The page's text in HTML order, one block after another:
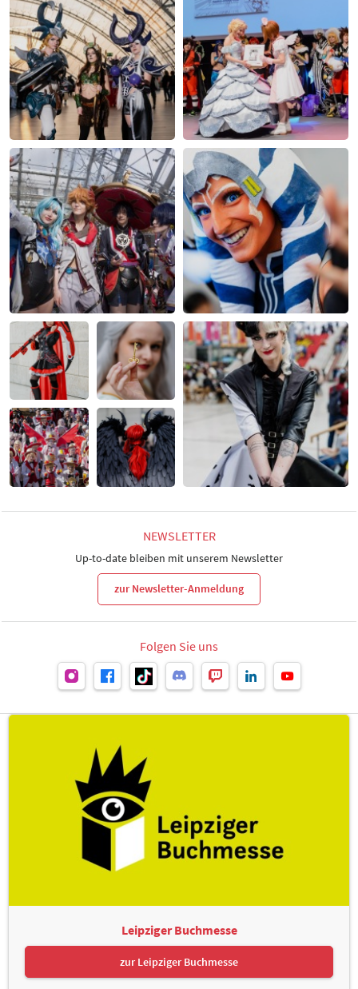
NEWSLETTER
Up-to-date bleiben mit unserem Newsletter
zur Newsletter-Anmeldung
Folgen Sie uns
Leipziger Buchmesse
zur Leipziger Buchmesse